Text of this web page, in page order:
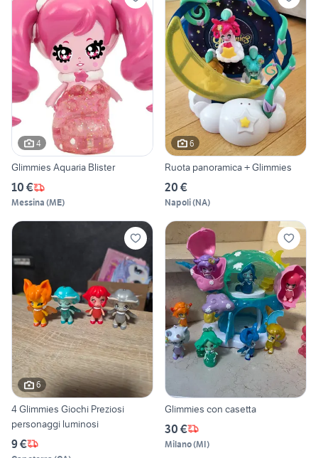
4
Glimmies Aquaria Blister
10 €
Messina (ME)
6
Ruota panoramica + Glimmies
20 €
Napoli(NA)
6
4 Glimmies Giochi Preziosi
personaggi luminosi
9 €
Glimmies con casetta
30 €
Milano(MI)